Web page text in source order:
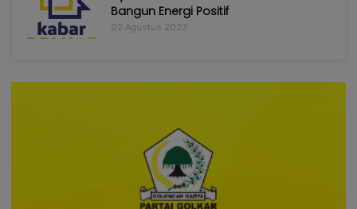
Bangun Energi Positif
02 Agustus 2023